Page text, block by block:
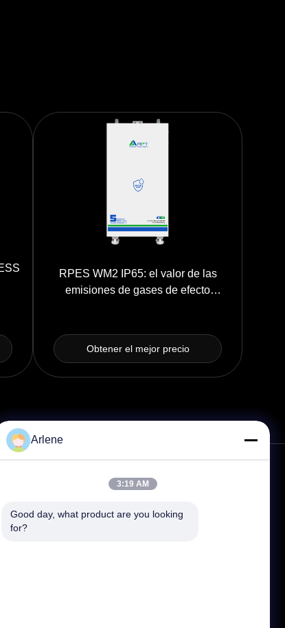
RPES WM2 IP65: el valor de las
emisiones de gases de efecto
Obtener el mejor precio
CONTACTO
info@rpt-power.com
Arlene
3:19 AM
Good day, what product are you looking
for?